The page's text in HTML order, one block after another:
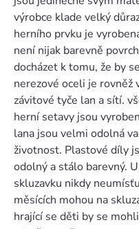
výrobce klade velký
herního prvku je
není nijak barevně
docházet k tomu, že by
nerezové oceli je rovněž
závitové tyče lan a sítí.
herní setavy jsou
lana jsou velmi odolná
životnost. Plastové díly
odolný a stálo barevný.
skluzavku nikdy
měsících mohou na
hrající se děti by se